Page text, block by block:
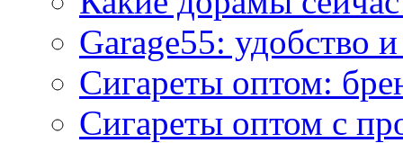
Garage55: удобство
Сигареты оптом:
Сигареты оптом с